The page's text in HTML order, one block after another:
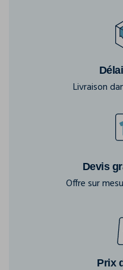
Livraison
Devis
Offre sur
Prix